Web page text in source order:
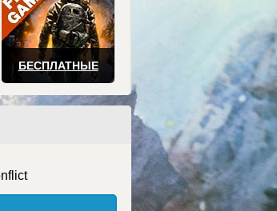
БЕСПЛАТНЫЕ